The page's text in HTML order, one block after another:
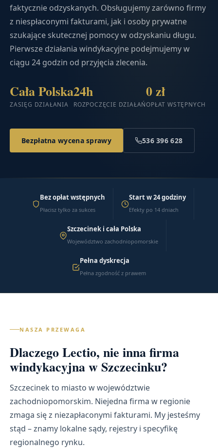
faktycznie odzyskanych. Obsługujemy zarówno firmy
z niespłaconymi fakturami, jak i osoby prywatne
szukające skutecznej pomocy w odzyskaniu długu.
Pierwsze działania windykacyjne podejmujemy w
ciągu 24 godzin od przyjęcia zlecenia.
Cała Polska
ZASIĘG DZIAŁANIA
24h
ROZPOCZĘCIE DZIAŁAŃ
0 zł
OPŁAT WSTĘPNYCH
Bezpłatna wycena sprawy 536 396 628
Bez opłat wstępnych
Płacisz tylko za sukces
Start w 24 godziny
Efekty po 14 dniach
Szczecinek i cała Polska
Województwo zachodniopomorskie
Pełna dyskrecja
Pełna zgodność z prawem
NASZA PRZEWAGA
Dlaczego Lectio, nie inna firma
windykacyjna w Szczecinku?
Szczecinek to miasto w województwie
zachodniopomorskim. Niejedna firma w regionie
zmaga się z niezapłaconymi fakturami. My jesteśmy
stąd – znamy lokalne sądy, rejestry i specyfikę
regionalnego rynku.